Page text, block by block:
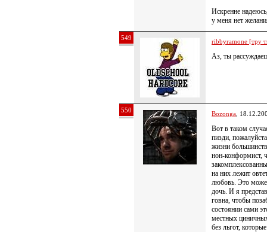
Искренне
у меня нет
549 ribbyramone [тру
Аз, ты
550 Bozonga ,
Вот в таком
пизди,
жизни
нон-конформист,
на них лежит
любовь. Это
дочь. И я
говна, чтобы
состоянии сами
местных
без льгот,